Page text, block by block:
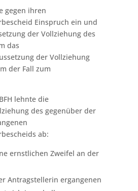
gegen ihren
Einspruch ein und
der Vollziehung des
das
der Vollziehung
der Fall zum
lehnte die
des gegenüber der
ab:
ernstlichen Zweifel an der
Antragstellerin ergangenen